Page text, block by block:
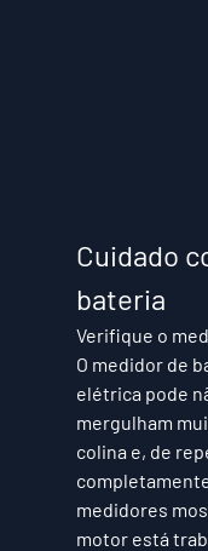
Cuidado
bateria
Verifique o
O medidor de
elétrica pode
mergulham
colina e, de
medidores
motor está